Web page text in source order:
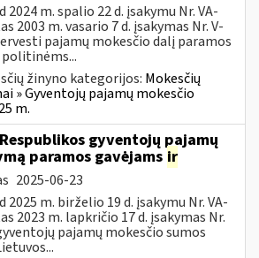
m. spalio 22 d. įsakymu Nr. VA-
2003 m. vasario 7 d. įsakymas Nr. V-
pajamų mokesčio dalį paramos
žinyno kategorijos: Mokesčių
» Gyventojų pajamų mokesčio
m.
gyventojų pajamų
paramos gavėjams ir
2025-06-23
m. birželio 19 d. įsakymu Nr. VA-
2023 m. lapkričio 17 d. įsakymas Nr.
pajamų mokesčio sumos